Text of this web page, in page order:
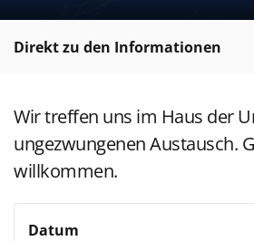
Direkt zu den Informationen
Wir treffen uns im Haus der
ungezwungenen Austausch.
willkommen.
Datum